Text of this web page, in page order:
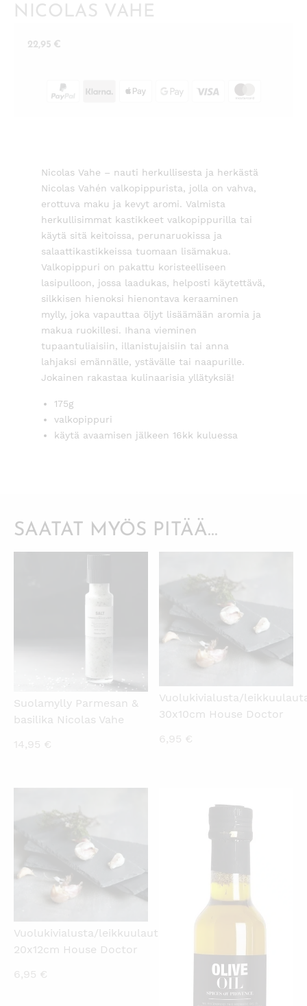
NICOLAS VAHE
22,95 €
Nicolas Vahe – nauti herkullisesta ja herkästä
Nicolas Vahén valkopippurista, jolla on vahva,
erottuva maku ja kevyt aromi. Valmista
herkullisimmat kastikkeet valkopippurilla tai
käytä sitä keitoissa, perunaruokissa ja
salaattikastikkeissa tuomaan lisämakua.
Valkopippuri on pakattu koristeelliseen
lasipulloon, jossa laadukas, helposti käytettävä,
silkkisen hienoksi hienontava keraaminen
mylly, joka vapauttaa öljyt lisäämään aromia ja
makua ruokillesi. Ihana vieminen
tupaantuliaisiin, illanistujaisiin tai anna
lahjaksi emännälle, ystävälle tai naapurille.
Jokainen rakastaa kulinaarisia yllätyksiä!
175g
valkopippuri
käytä avaamisen jälkeen 16kk kuluessa
SAATAT MYÖS PITÄÄ...
Suolamylly Parmesan &
basilika Nicolas Vahe
14,95 €
Vuolukivialusta/
30x10cm House Doctor
6,95 €
Vuolukivialusta/leikkuulauta
20x12cm House Doctor
6,95 €
KATSO PIKANÄKYMÄ